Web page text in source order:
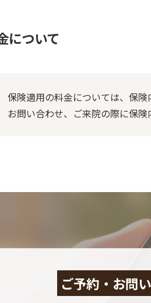
について
保険適用の料金については、保険
お問い合わせ、ご来院の際に保険
ご予約・お問